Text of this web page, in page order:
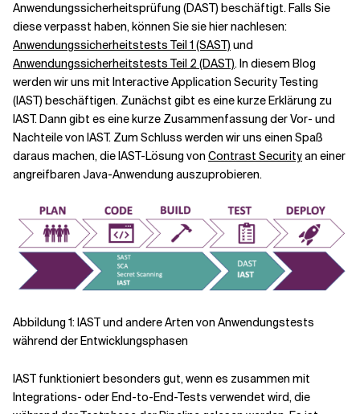
Verwandte Themen
Anwendungssicherheitsprüfung (DAST) beschäftigt. Falls Sie
diese verpasst haben, können Sie sie hier nachlesen:
Anwendungssicherheitstests Teil 1 (SAST) und
Anwendungssicherheitstests Teil 2 (DAST). In diesem Blog
werden wir uns mit Interactive Application Security Testing
(IAST) beschäftigen. Zunächst gibt es eine kurze Erklärung zu
IAST. Dann gibt es eine kurze Zusammenfassung der Vor- und
Nachteile von IAST. Zum Schluss werden wir uns einen Spaß
daraus machen, die IAST-Lösung von Contrast Securityan einer
angreifbaren Java-Anwendung auszuprobieren.
Abbildung 1: IAST und andere Arten von Anwendungstests
während der Entwicklungsphasen
IAST funktioniert besonders gut, wenn es zusammen mit
Integrations- oder End-to-End-Tests verwendet wird, die